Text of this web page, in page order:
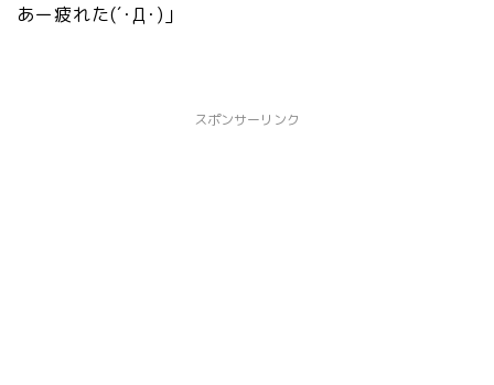
あー疲れた(´･Д･)」
スポンサーリンク